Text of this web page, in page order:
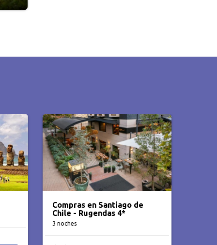
Compras en Santiago de
Chile - Rugendas 4*
3 noches